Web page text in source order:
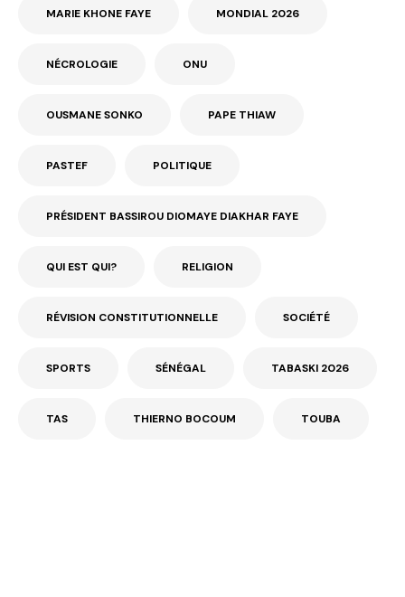
MARIE KHONE FAYE MONDIAL 2026
NÉCROLOGIE ONU
OUSMANE SONKO PAPE THIAW
PASTEF POLITIQUE
PRÉSIDENT BASSIROU DIOMAYE DIAKHAR FAYE
QUI EST QUI? RELIGION
RÉVISION CONSTITUTIONNELLE SOCIÉTÉ
SPORTS SÉNÉGAL TABASKI 2026
TAS THIERNO BOCOUM TOUBA